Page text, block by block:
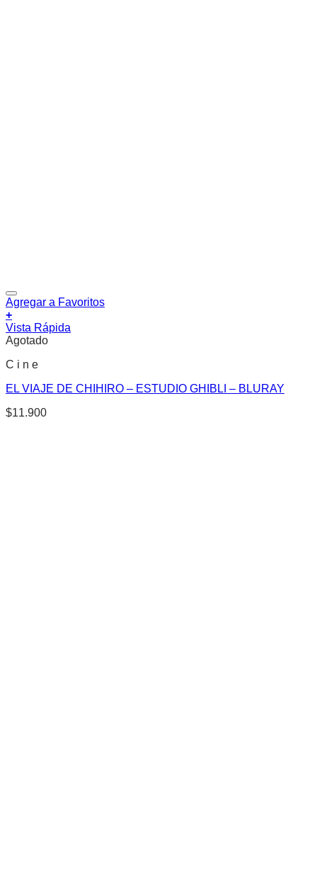
Agregar a Favoritos
+
Vista Rápida
Agotado
C i n e
EL VIAJE DE CHIHIRO – ESTUDIO GHIBLI – BLURAY
$11.900